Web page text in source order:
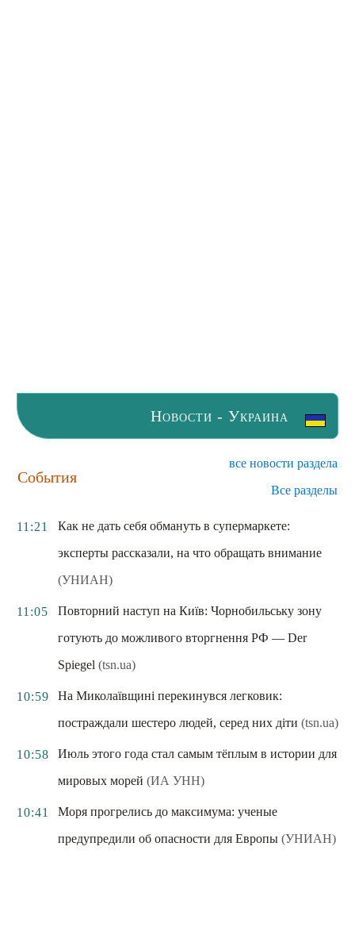
Новости - Украина
События
все новости раздела
Все разделы
11:21
Как не дать себя обмануть в супермаркете:
эксперты рассказали, на что обращать внимание
(УНИАН)
11:05
Повторний наступ на Київ: Чорнобильську зону
готують до можливого вторгнення РФ — Der
Spiegel (tsn.ua)
10:59
На Миколаївщині перекинувся легковик:
постраждали шестеро людей, серед них діти (tsn.ua)
10:58
Июль этого года стал самым тёплым в истории для
мировых морей (ИА УНН)
10:41
Моря прогрелись до максимума: ученые
предупредили об опасности для Европы (УНИАН)